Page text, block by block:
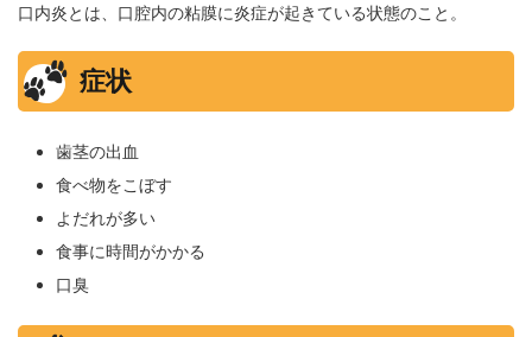
口内炎とは、口腔内の粘膜に炎症が起きている状態のこと。
症状
歯茎の出血
食べ物をこぼす
よだれが多い
食事に時間がかかる
口臭